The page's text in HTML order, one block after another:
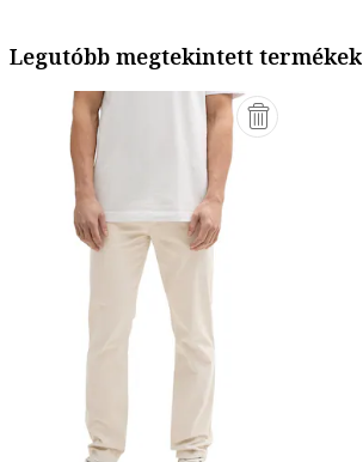
Legutóbb megtekintett termékek